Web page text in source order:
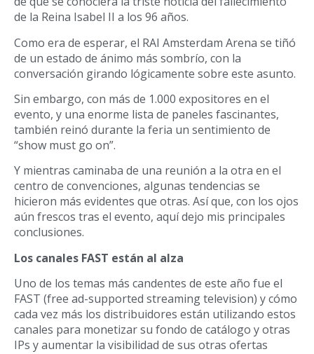
de la Reina Isabel II a los 96 años.
Como era de esperar, el RAI Amsterdam Arena se tiñó
de un estado de ánimo más sombrío, con la
conversación girando lógicamente sobre este asunto.
Sin embargo, con más de 1.000 expositores en el
evento, y una enorme lista de paneles fascinantes,
también reinó durante la feria un sentimiento de
“show must go on”.
Y mientras caminaba de una reunión a la otra en el
centro de convenciones, algunas tendencias se
hicieron más evidentes que otras. Así que, con los ojos
aún frescos tras el evento, aquí dejo mis principales
conclusiones.
Los canales FAST están al alza
Uno de los temas más candentes de este año fue el
FAST (free ad-supported streaming television) y cómo
cada vez más los distribuidores están utilizando estos
canales para monetizar su fondo de catálogo y otras
IPs y aumentar la visibilidad de sus otras ofertas